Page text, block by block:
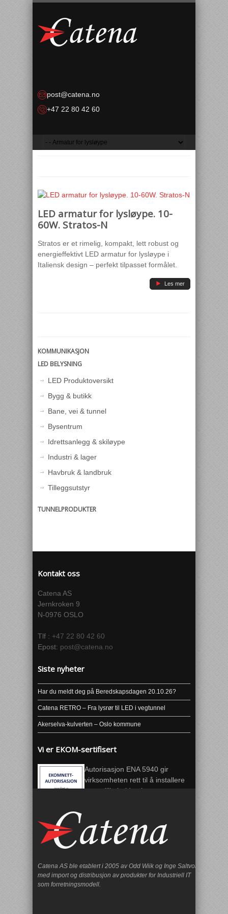
post@catena.no
+47 22 80 42 60
LED armatur for lysløype. 10-
60W. Stratos-N
Stratos er et rimelig, kompakt, lett robust og
energieffektivt LED armatur for lysløype i
Italiensk design – perfekt tilpasset formålet.
} Les mer
KOMMUNIKASJON
LED BELYSNING
LED Produktoversikt
Bygg & butikk
Bane, vei & tunnel
Bysentrum
Idrettsanlegg & skiløype
Industri & lager
Havbruk & landbruk
Tilleggsutstyr
TUNNELPRODUKTER
Kontakt oss
Catena AS
Jernkroken 9
N-0976 OSLO
Tlf : +47 22 80 42 60
Epost: post@catena.no
Siste nyheter
Har du meldt deg på Beredskapsdagen 20.10.26?
Catena RETRO – Fra lysrør til LED i vegtunnel
Akerselva-kulverten – Oslo kommune
Vi er EKOM-sertifisert
Autorisasjon ENA 5940 gir
virksomheten rett til å installere
og vedlikeholde ekomnett.
Catena AS ble etablert i 2005 av Odd Wiik og Inge Saltvoll
med import og distribusjon av produkter for Industriell IT
som forretningsmodell.